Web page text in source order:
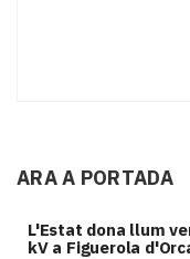
ARA A PORTADA
L'Estat dona llum
kV a Figuerola